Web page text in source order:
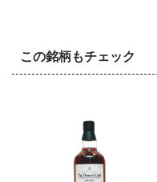
この銘柄もチェック